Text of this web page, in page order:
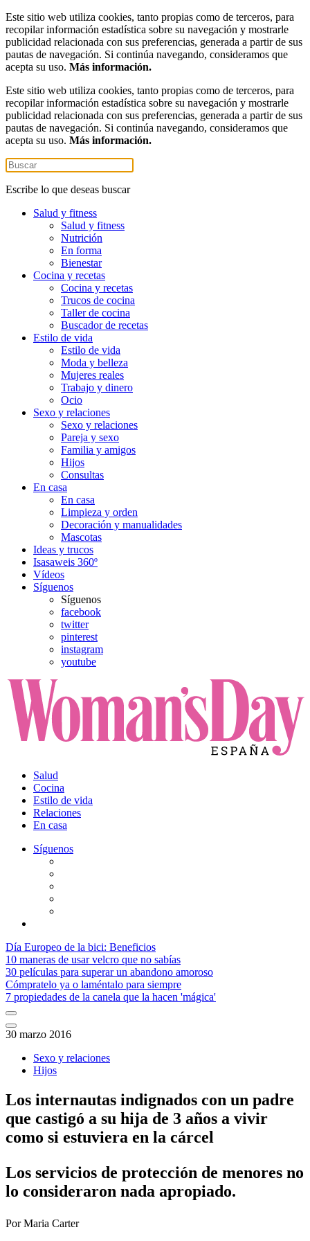
Este sitio web utiliza cookies, tanto propias como de terceros, para
recopilar información estadística sobre su navegación y mostrarle
publicidad relacionada con sus preferencias, generada a partir de sus
pautas de navegación. Si continúa navegando, consideramos que
acepta su uso. Más información.
Este sitio web utiliza cookies, tanto propias como de terceros, para
recopilar información estadística sobre su navegación y mostrarle
publicidad relacionada con sus preferencias, generada a partir de sus
pautas de navegación. Si continúa navegando, consideramos que
acepta su uso. Más información.
Escribe lo que deseas buscar
Salud y fitness
Salud y fitness
Nutrición
En forma
Bienestar
Cocina y recetas
Cocina y recetas
Trucos de cocina
Taller de cocina
Buscador de recetas
Estilo de vida
Estilo de vida
Moda y belleza
Mujeres reales
Trabajo y dinero
Ocio
Sexo y relaciones
Sexo y relaciones
Pareja y sexo
Familia y amigos
Hijos
Consultas
En casa
En casa
Limpieza y orden
Decoración y manualidades
Mascotas
Ideas y trucos
Isasaweis 360º
Vídeos
Síguenos
Síguenos
facebook
twitter
pinterest
instagram
youtube
Salud
Cocina
Estilo de vida
Relaciones
En casa
Síguenos
Día Europeo de la bici: Beneficios
10 maneras de usar velcro que no sabías
30 películas para superar un abandono amoroso
Cómpratelo ya o laméntalo para siempre
7 propiedades de la canela que la hacen 'mágica'
30 marzo 2016
Sexo y relaciones
Hijos
Los internautas indignados con un padre
que castigó a su hija de 3 años a vivir
como si estuviera en la cárcel
Los servicios de protección de menores no
lo consideraron nada apropiado.
PorMaria Carter